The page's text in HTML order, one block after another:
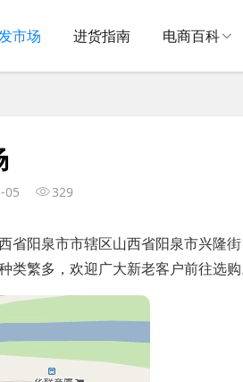
市场 进货指南 电商百科
05 329
省阳泉市市辖区山西省阳泉市兴隆
繁多，欢迎广大新老客户前往选购